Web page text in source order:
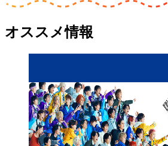
オススメ情報